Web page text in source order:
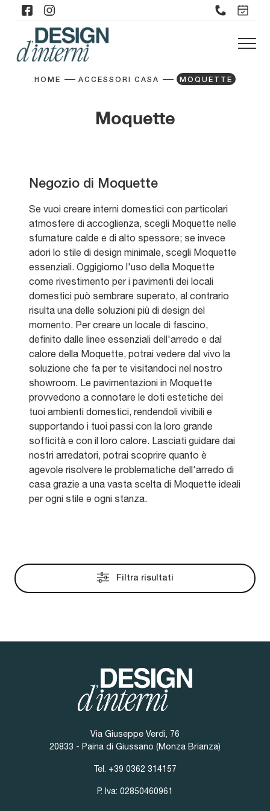
HOME ACCESSORI CASA MOQUETTE
Moquette
Filtra risultati
Negozio di Moquette
Se vuoi creare interni domestici con particolari
atmosfere di accoglienza, scegli Moquette nelle
sfumature calde e di alto spessore; se invece
adori lo stile di design minimale, scegli Moquette
essenziali. Oggigiorno l'uso della Moquette
come rivestimento per i pavimenti dei locali
domestici può sembrare superato, al contrario
risulta una delle soluzioni più di design del
momento. Per creare un locale di fascino,
definito dalle linee essenziali dell'arredo e dal
calore della Moquette, potrai vedere dal vivo la
soluzione che fa per te visitandoci nel nostro
showroom. Le pavimentazioni in Moquette
provvedono a connotare le doti estetiche dei
tuoi ambienti domestici, rendendoli vivibili e
supportando i tuoi passi con la loro grande
sofficità e con il loro calore. Lasciati guidare dai
nostri arredatori, potrai scoprire quanto è
agevole risolvere le problematiche dell'arredo di
casa grazie a una vasta scelta di Moquette ideali
per ogni stile e ogni stanza.
Via Giuseppe Verdi, 76
20833 - Paina di Giussano (Monza Brianza)
Tel. +39 0362 314157
P. Iva: 02850460961